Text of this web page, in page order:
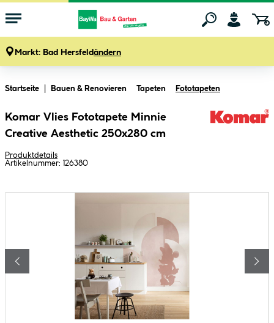
Markt: Bad Hersfeldändern
Startseite Bauen & Renovieren Tapeten Fototapeten
Komar Vlies Fototapete Minnie
Creative Aesthetic 250x280 cm
Produktdetails
Artikelnummer: 126380